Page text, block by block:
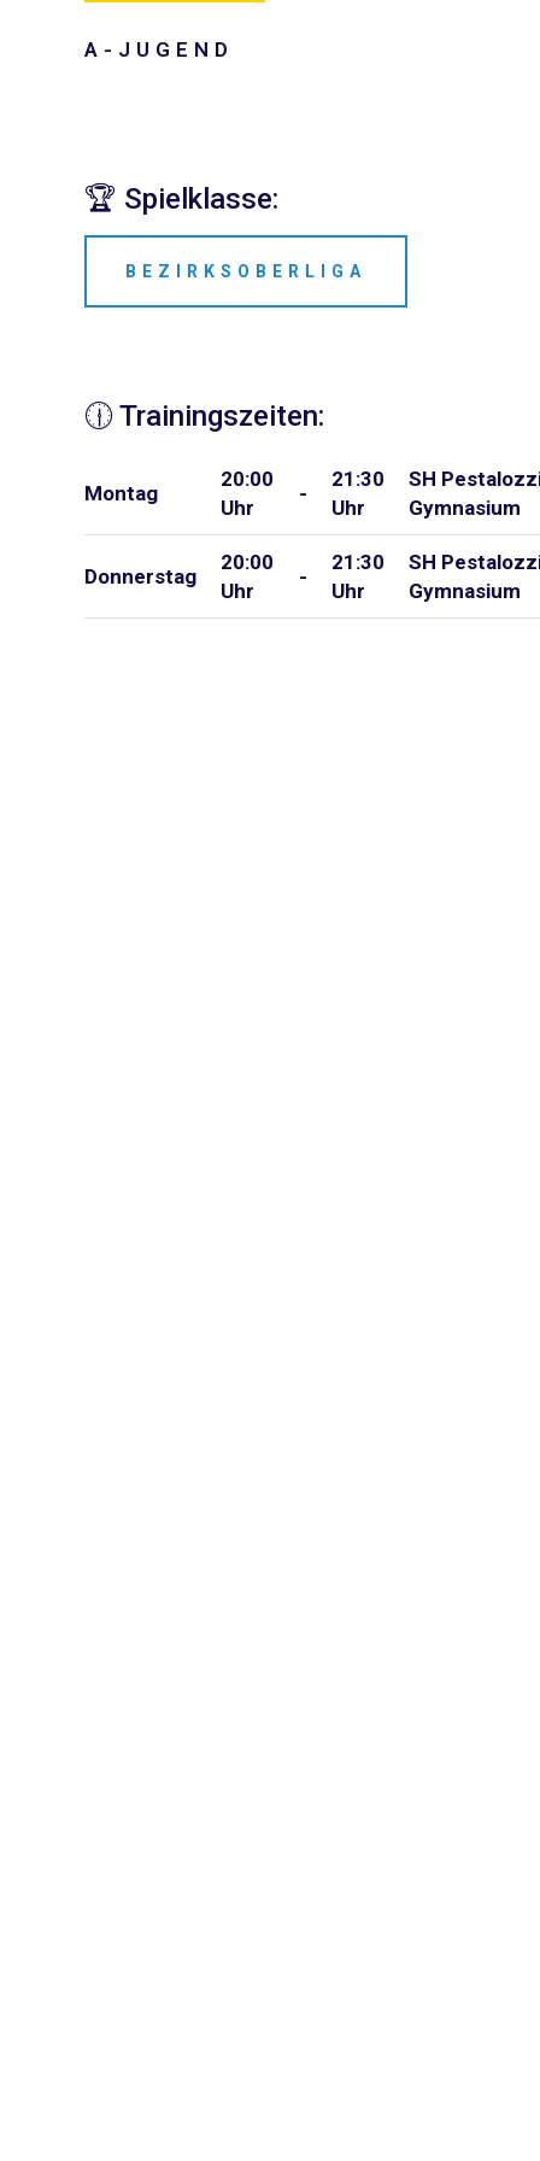
A-JUGEND
🏆 Spielklasse:
BEZIRKSOBERLIGA
🕧 Trainingszeiten:
Montag
20:00
Uhr
-
21:30
Uhr
SH
Gymnasium
Donnerstag
20:00
Uhr
-
21:30
Uhr
SH
Gymnasium